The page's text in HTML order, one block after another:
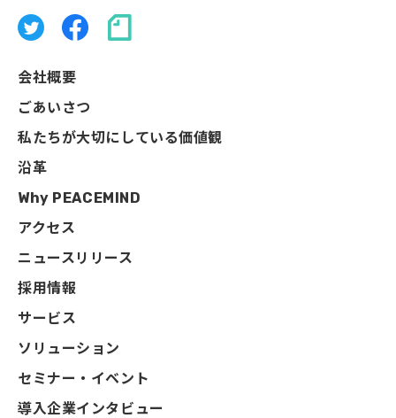
会社概要
ごあいさつ
私たちが大切にしている価値観
沿革
Why PEACEMIND
アクセス
ニュースリリース
採用情報
サービス
ソリューション
セミナー・イベント
導入企業インタビュー